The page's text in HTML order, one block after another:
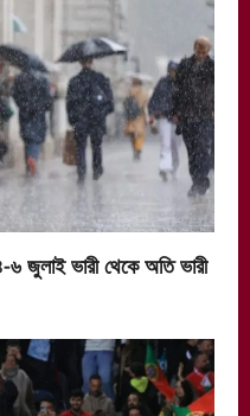
৪-৬ জুলাই ভারী থেকে অতি ভারী